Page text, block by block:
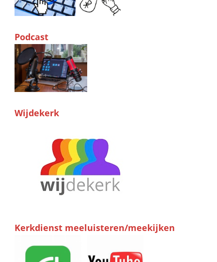
Podcast
Wijdekerk
Kerkdienst meeluisteren/meekijken